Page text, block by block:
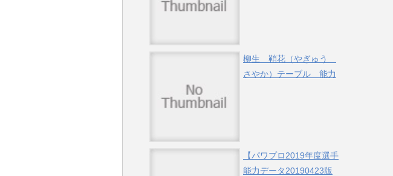
柳生 鞘花（やぎゅう
さやか）テーブル 能力
【パワプロ2019年度選手
能力データ20190423版